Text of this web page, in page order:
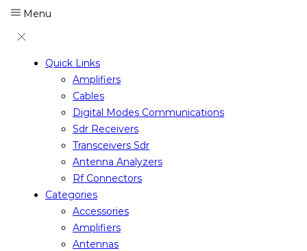
Menu
Quick Links
Amplifiers
Cables
Digital Modes Communications
Sdr Receivers
Transceivers Sdr
Antenna Analyzers
Rf Connectors
Categories
Accessories
Amplifiers
Antennas